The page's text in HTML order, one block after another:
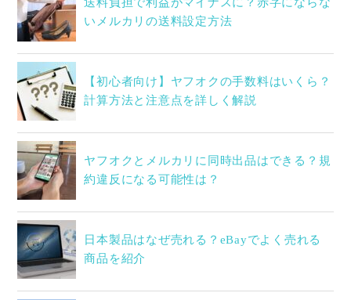
送料負担で利益がマイナスに？赤字にならな
いメルカリの送料設定方法
【初心者向け】ヤフオクの手数料はいくら？
計算方法と注意点を詳しく解説
ヤフオクとメルカリに同時出品はできる？規
約違反になる可能性は？
日本製品はなぜ売れる？eBayでよく売れる
商品を紹介